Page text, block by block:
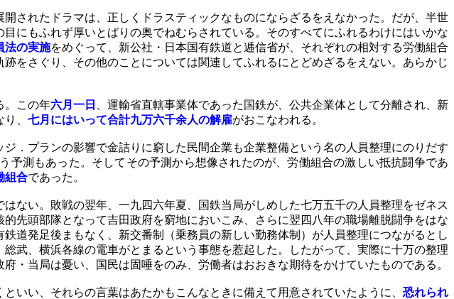
されたドラマは、正しくドラスティックなものにならざるをえなかった。だが、半世
にもふれず厚いとばりの奥でねむらされている。そのすべてにふれるわけにはいかな
法の実施をめぐって、新公社・日本国有鉄道と逓信省が、それぞれの相対する労働組合
をさぐり、その他のことについては関連してふれるにとどめざるをえない。あらかじ
。この年六月一日
、運輸省直轄事業体であった国鉄が、公共企業体として分離され、新
、 七月にはいって合計九万六千余人の解雇がおこなわれる。
．プランの影響で金詰りに窮した民間企業も企業整備という名の人員整理にのりだす
測もあった。そしてその予測から想像されたのが、労働組合の激しい抵抗闘争であ
組合であった。
ない。敗戦の翌年、一九四六年夏、国鉄当局がしめした七万五千の人員整理をゼネス
先頭部隊となって吉田政府を窮地においこみ、さらに翌四八年の職場離脱闘争をはな
道発足後まもなく、新交番制（乗務員の新しい勤務体制）が人員整理につながるとし
武、横浜各線の電車がとまるという事態を惹起した。したがって、実際に十万の整理
・当局は憂い、国民は固唾をのみ、労働者はおおきな期待をかけていたものである。
い、それらの言葉はあたかもこんなときに備えて用意されていたように、 恐れられ